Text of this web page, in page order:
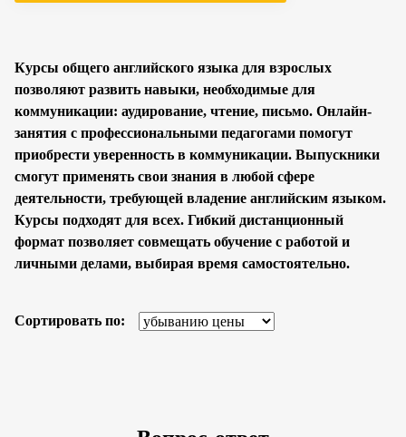
Курсы общего английского языка для взрослых
позволяют развить навыки, необходимые для
коммуникации: аудирование, чтение, письмо. Онлайн-
занятия с профессиональными педагогами помогут
приобрести уверенность в коммуникации. Выпускники
смогут применять свои знания в любой сфере
деятельности, требующей владение английским языком.
Курсы подходят для всех. Гибкий дистанционный
формат позволяет совмещать обучение с работой и
личными делами, выбирая время самостоятельно.
Сортировать по: